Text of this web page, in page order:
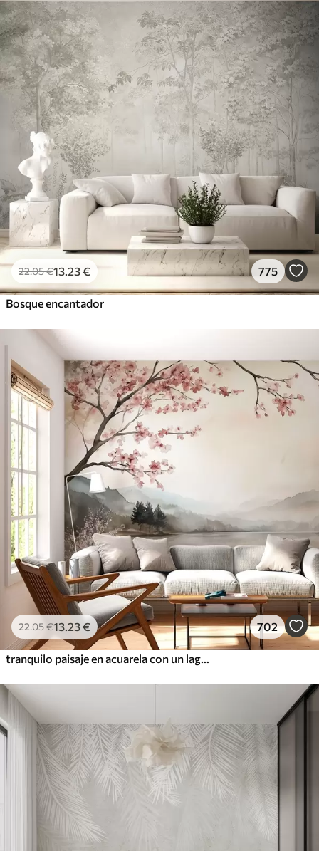
22.05€13.23€ 775
Bosque encantador
22.05€13.23€ 702
tranquilo paisaje en acuarela con un lago y un árbol en flor